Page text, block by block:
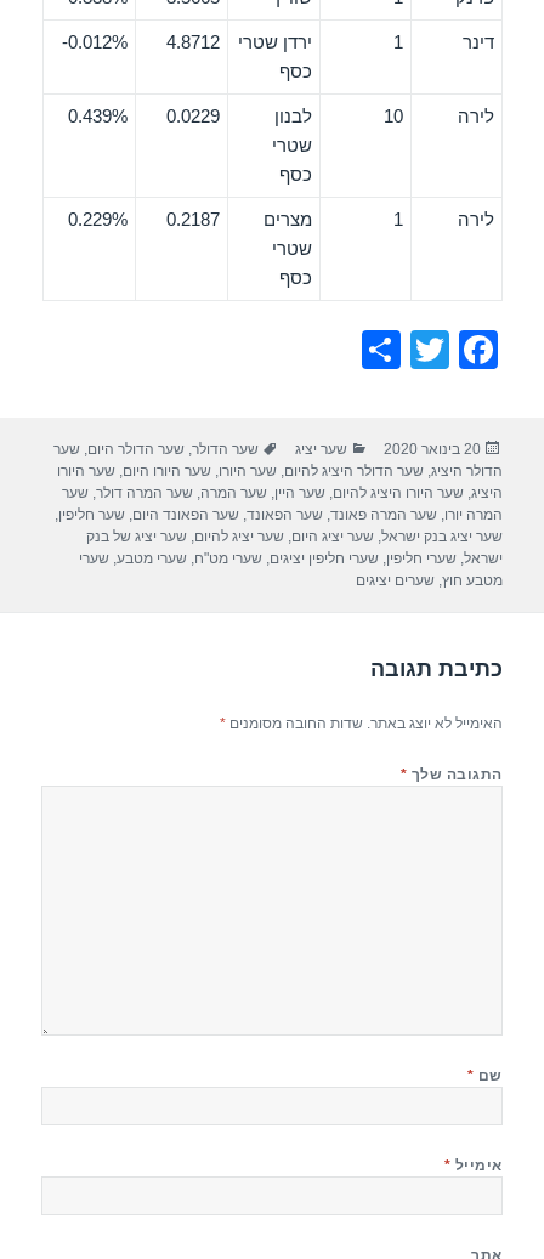
דינר 1
ירדן שטרי
כסף
4.8712
0.012%-
לירה 10
לבנון
שטרי
כסף
0.0229
0.439%
לירה 1
מצרים
שטרי
כסף
0.2187
0.229%
F
e
b
o
o
T
er
e
פורסם
בתאריך
20 בינואר 2020 קטגוריות
שער יציג תגיות
שער הדולר,שער הדולר היום,שער
הדולר היציג,שער הדולר היציג להיום,שער היורו,שער היורו היום,שער היורו
היציג,שער היורו היציג להיום,שער היין,שער המרה,שער המרה דולר,שער
המרה יורו,שער המרה פאונד,שער הפאונד,שער הפאונד היום,שער חליפין,
שער יציג בנק ישראל,שער יציג היום,שער יציג להיום,שער יציג של בנק
ישראל,שערי חליפין,שערי חליפין יציגים,שערי מט"ח,שערי מטבע,שערי
מטבע חוץ,שערים יציגים
כתיבת תגובה
האימייל לא יוצג באתר. שדות החובה מסומנים*
התגובה שלך *
שם *
אימייל *
אתר